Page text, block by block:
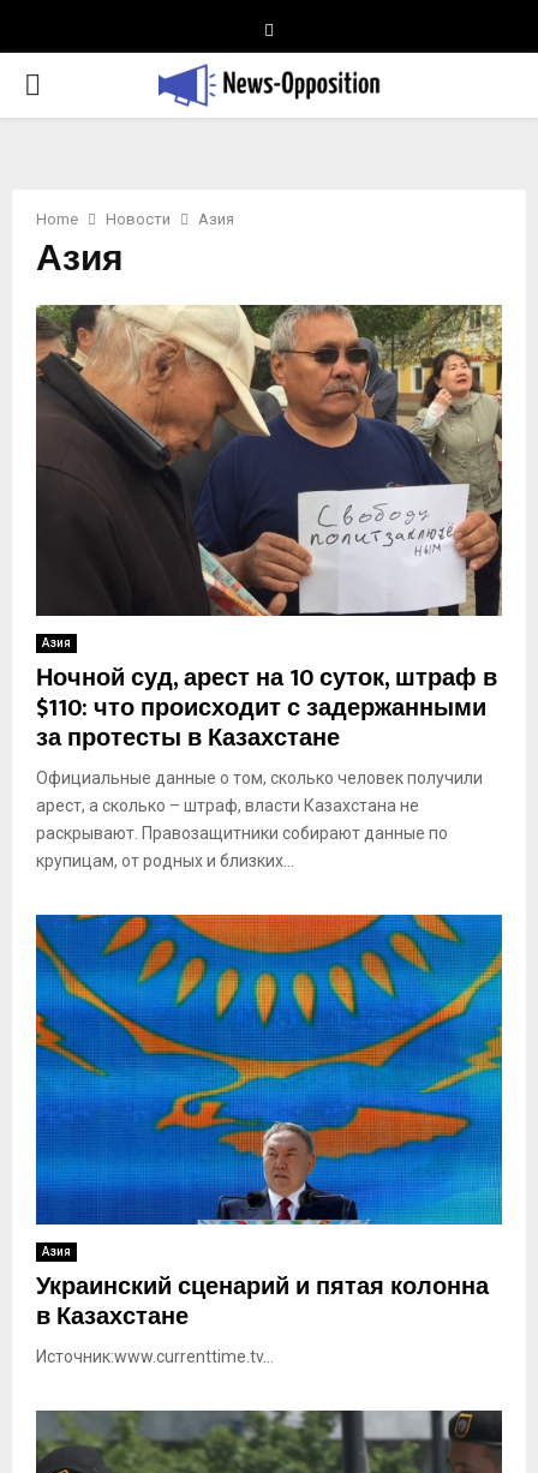
PRIMARY
Home Новости Азия
Азия
Азия
Ночной суд, арест на 10 суток, штраф в
$110: что происходит с задержанными
за протесты в Казахстане
Официальные данные о том, сколько человек получили
арест, а сколько – штраф, власти Казахстана не
раскрывают. Правозащитники собирают данные по
крупицам, от родных и близких...
Азия
Украинский сценарий и пятая колонна
в Казахстане
Источник:www.currenttime.tv...